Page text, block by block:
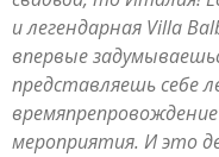
и легендарная Villa
впервые
представляешь себе
мероприятия. И это